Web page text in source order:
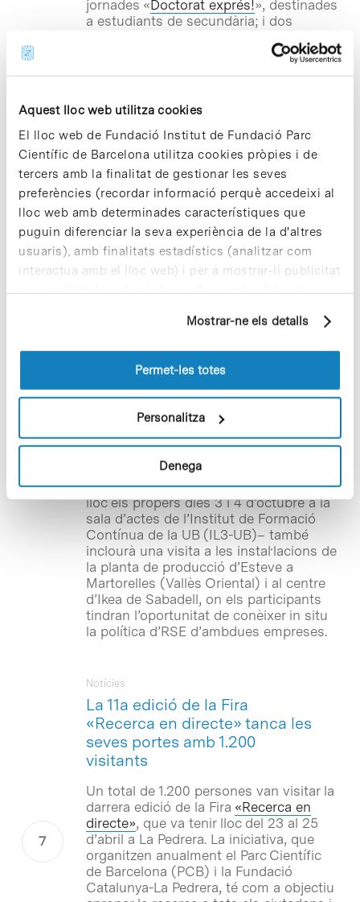
Aquest lloc web utilitza cookies
El lloc web de Fundació Institut de Fundació Parc
Científic de Barcelona utilitza cookies pròpies i de
tercers amb la finalitat de gestionar les seves
preferències (recordar informació perquè accedeixi al
lloc web amb determinades característiques que
puguin diferenciar la seva experiència de la d'altres
usuaris), amb finalitats estadístics (analitzar com
interactua amb el lloc web) i per a mostrar-li publicitat
personalitzada sobre la base d'un perfil elaborat a
pàgines visitades). Per a obtenir més informació sobre
les cookies pot consultar laPolítica de cookiesdel
Mostrar-ne els detalls
Permet-les totes
Personalitza
Denega
jornades «Doctorat exprés!», destinades
a estudiants de secundària; i dos
joves en el marc del programa «Recerca
». Totes les activitats compten
per a la Ciència i la Tecnologia (FECYT)
del Ministeri d’Economia i
Competitivitat; de l’Institut de Cultura
de Barcelona de l’Ajuntament de
Barcelona; i de la Fundació Catalunya –
La Pedrera.
La Responsabilitat Social
Corporativa des de la
perspectiva de la direcció
estratègica de l’empresa
Notícies
d’Economia i Societat (CIES)
al Parc Científic de Barcelona (PCB),
Responsabilitat Social Corporativa
(RSC) amb motiu de l’inici de curs de la
Social Corporativa, Comptabilitat i
Auditoria Social. La trobada –que tindrà
lloc els propers dies 3 i 4 d’octubre a la
sala d’actes de l’Institut de Formació
Contínua de la UB (IL3-UB)– també
inclourà una visita a les instal·lacions de
la planta de producció d’Esteve a
Martorelles (Vallès Oriental) i al centre
d’Ikea de Sabadell, on els participants
tindran l’oportunitat de conèixer in situ
la política d’RSE d’ambdues empreses.
La 11a edició de la Fira
«Recerca en directe» tanca les
seves portes amb 1.200
visitants
Notícies
Un total de 1.200 persones van visitar la
darrera edició de la Fira «Recerca en
directe», que va tenir lloc del 23 al 25
d’abril a La Pedrera. La iniciativa, que
organitzen anualment el Parc Científic
de Barcelona (PCB) i la Fundació
Catalunya-La Pedrera, té com a objectiu